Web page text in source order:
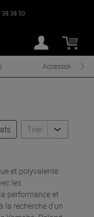
38 38 50
Accessoires
Trier
et polyvalente
les
performance et
la recherche d'un